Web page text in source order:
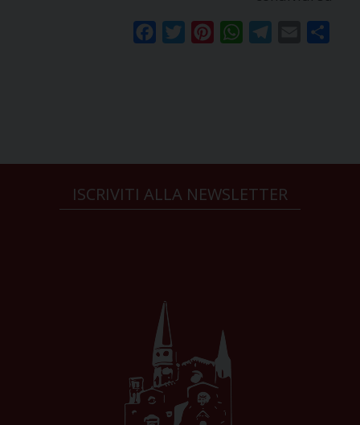
FacebookTwitterPinterestWhatsAppTelegram
Email
ISCRIVITI ALLA NEWSLETTER